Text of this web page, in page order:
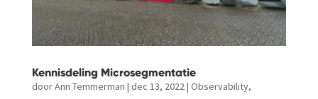
Kennisdeling Microsegmentatie
doorAnn Temmerman | dec 13, 2022| Observability,